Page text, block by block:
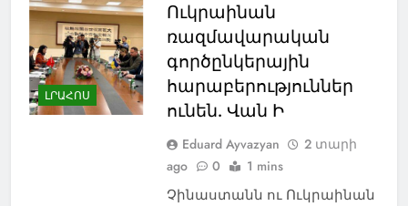
ԼՐԱՀՈՍ
Ուկրաինան
ռազմավարական
գործընկերային
հարաբերություններ
ունեն. Վան Ի
Eduard Ayvazyan
2 տարի
ago
0 1 mins
Չինաստանն ու Ուկրաինան